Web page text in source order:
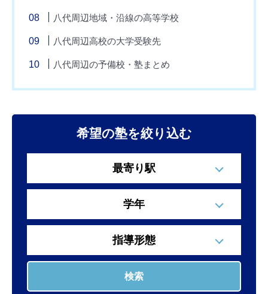
八代周辺地域・沿線の高等学校
八代周辺高校の大学受験先
八代周辺の予備校・塾まとめ
希望の塾を絞り込む
最寄り駅
学年
指導形態
検索